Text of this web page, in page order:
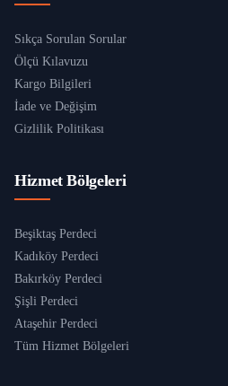
Sıkça Sorulan Sorular
Ölçü Kılavuzu
Kargo Bilgileri
İade ve Değişim
Gizlilik Politikası
Hizmet Bölgeleri
Beşiktaş Perdeci
Kadıköy Perdeci
Bakırköy Perdeci
Şişli Perdeci
Ataşehir Perdeci
Tüm Hizmet Bölgeleri